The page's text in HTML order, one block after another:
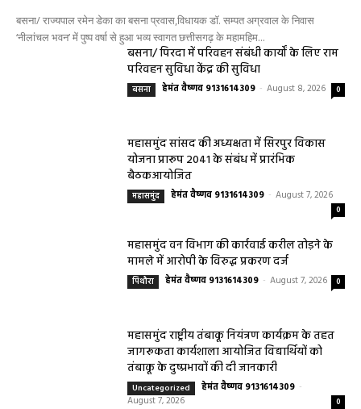
बसना/ राज्यपाल रमेन डेका का बसना प्रवास,विधायक डॉ. सम्पत अग्रवाल के निवास
‘नीलांचल भवन’ में पुष्प वर्षा से हुआ भव्य स्वागत छत्तीसगढ़ के महामहिम...
बसना/ पिरदा में परिवहन संबंधी कार्यों के लिए राम
परिवहन सुविधा केंद्र की सुविधा
बसना हेमंत वैष्णव 9131614309 - August 8, 2026 0
महासमुंद सांसद की अध्यक्षता में सिरपुर विकास
योजना प्रारूप 2041 के संबंध में प्रारंभिक
बैठकआयोजित
महासमुंद हेमंत वैष्णव 9131614309 - August 7, 2026
0
महासमुंद वन विभाग की कार्रवाई करील तोड़ने के
मामले में आरोपी के विरुद्ध प्रकरण दर्ज
पिथौरा हेमंत वैष्णव 9131614309 - August 7, 2026 0
महासमुंद राष्ट्रीय तंबाकू नियंत्रण कार्यक्रम के तहत
जागरूकता कार्यशाला आयोजित विद्यार्थियों को
तंबाकू के दुष्प्रभावों की दी जानकारी
Uncategorized हेमंत वैष्णव 9131614309 -
August 7, 2026
0